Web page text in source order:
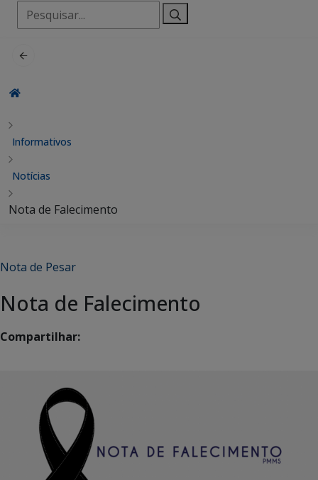
Pesquisar
por:
Informativos
Notícias
Nota de Falecimento
Nota de Pesar
Nota de Falecimento
Compartilhar: